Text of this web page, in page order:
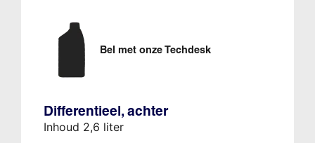
Bel met onze Techdesk
Differentieel, achter
Inhoud 2,6 liter